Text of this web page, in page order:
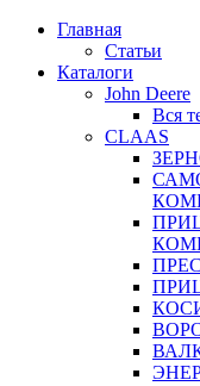
Главная
Статьи
Каталоги
John Deere
Вся
CLAAS